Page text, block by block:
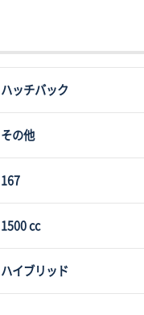
ハッチバック
その他
167
1500 cc
ハイブリッド